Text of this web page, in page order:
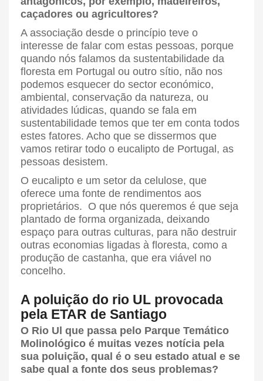
caçadores ou agricultores?
A associação desde o princípio teve o
interesse de falar com estas pessoas, porque
quando nós falamos da sustentabilidade da
floresta em Portugal ou outro sítio, não nos
podemos esquecer do sector económico,
ambiental, conservação da natureza, ou
atividades lúdicas, quando se fala em
sustentabilidade temos que ter em conta todos
estes fatores. Acho que se dissermos que
vamos retirar todo o eucalipto de Portugal, as
pessoas desistem.
O eucalipto e um setor da celulose, que
oferece uma fonte de rendimentos aos
proprietários. O que nós queremos é que seja
plantado de forma organizada, deixando
espaço para outras culturas, para não destruir
outras economias ligadas à floresta, como a
produção de castanha, que era viável no
concelho.
A poluição do rio UL provocada
pela ETAR de Santiago
O Rio Ul que passa pelo Parque Temático
Molinológico é muitas vezes notícia pela
sua poluição, qual é o seu estado atual e se
sabe qual a fonte dos seus problemas?